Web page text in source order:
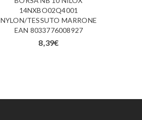
14NXBO02Q4001
NYLON/TESSUTO MARRONE
EAN 8033776008927
8,39€